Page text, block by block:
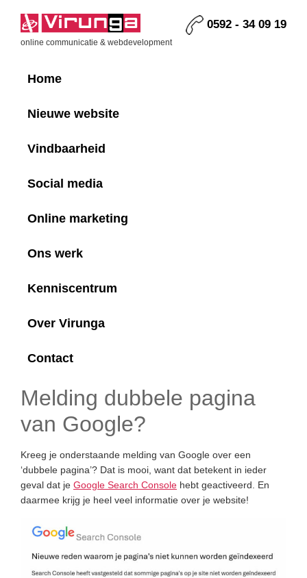
primary
primaryVirunga
online communicatie & webdevelopment
0592 - 34 09 19
Home
Nieuwe website
Vindbaarheid
Social media
Online marketing
Ons werk
Kenniscentrum
Over Virunga
Contact
Melding dubbele pagina
van Google?
Kreeg je onderstaande melding van Google over een
‘dubbele pagina’? Dat is mooi, want dat betekent in ieder
geval dat je Google Search Console hebt geactiveerd. En
daarmee krijg je heel veel informatie over je website!